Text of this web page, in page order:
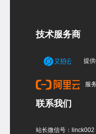
技术服务商
提
服
联系我们
站长微信号：linck002